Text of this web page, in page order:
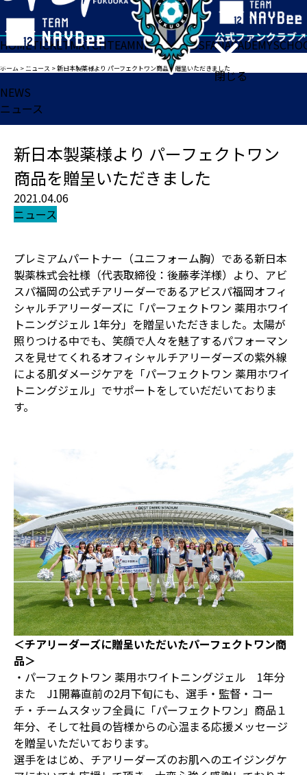
閉じる
HOMETICKETMATCHTEAMNEWSGOODSFANACADEMY
ホーム >ニュース >新日本製薬様より パーフェクトワン商品を贈呈いただきました
NEWS
ニュース
新日本製薬様より パーフェクトワン
商品を贈呈いただきました
2021.04.06
ニュース
プレミアムパートナー（ユニフォーム胸）である新日本
製薬株式会社様（代表取締役：後藤孝洋様）より、アビ
スパ福岡の公式チアリーダーであるアビスパ福岡オフィ
シャルチアリーダーズに「パーフェクトワン 薬用ホワイ
トニングジェル 1年分」を贈呈いただきました。太陽が
照りつける中でも、笑顔で人々を魅了するパフォーマン
スを見せてくれるオフィシャルチアリーダーズの紫外線
による肌ダメージケアを「パーフェクトワン 薬用ホワイ
トニングジェル」でサポートをしていだだいておりま
す。
＜チアリーダーズに贈呈いただいたパーフェクトワン商
品＞
・パーフェクトワン 薬用ホワイトニングジェル 1年分
また J1開幕直前の2月下旬にも、選手・監督・コー
チ・チームスタッフ全員に「パーフェクトワン」商品１
年分、そして社員の皆様からの心温まる応援メッセージ
を贈呈いただいております。
選手をはじめ、チアリーダーズのお肌へのエイジングケ